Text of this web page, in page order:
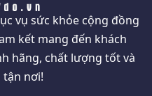
vụ sức khỏe cộng đồng
kết mang đến khách
hãng, chất lượng tốt và
tận nơi!